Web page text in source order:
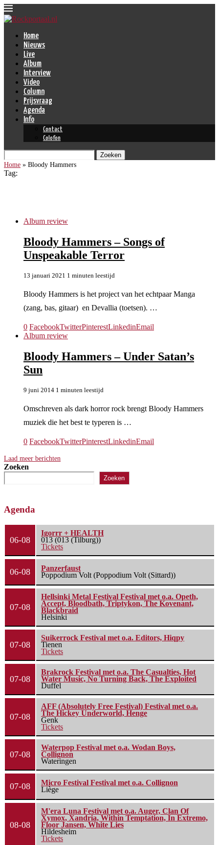
Home
Nieuws
Live
Album
Interview
Video
Column
Prijsvraag
Agenda
Info
Contact
Colofon
Zoeken
Home » Bloody Hammers
Tag:
Album review
Bloody Hammers – Songs of
Unspeakable Terror
13 januari 2021 1 minuten leestijd
Bloody Hammers is het project van het echtpaar Manga
(zang, bas, gitaar) en Devallia (toetsen). …
0 FacebookTwitterPinterestLinkedinEmail
Album review
Bloody Hammers – Under Satan’s
Sun
9 juni 2014 1 minuten leestijd
Omschreven als dark horror rock brengt Bloody Hammers
muziek die het best te typeren is …
0 FacebookTwitterPinterestLinkedinEmail
Laad meer berichten
Zoeken
Zoeken
Agenda
06-08
Igorrr + HEALTH
013 (013 (Tilburg))
Tickets
06-08
Panzerfaust
Poppodium Volt (Poppodium Volt (Sittard))
07-08
Hellsinki Metal Festival Festival met o.a. Opeth,
Accept, Bloodbath, Triptykon, The Kovenant,
Blackbraid
Helsinki
07-08
Suikerrock Festival met o.a. Editors, Hiqpy
Tienen
Tickets
07-08
Brakrock Festival met o.a. The Casualties, Hot
Water Music, No Turning Back, The Exploited
Duffel
07-08
AFF (Absolutely Free Festival) Festival met o.a.
The Hickey Underworld, Henge
Genk
Tickets
07-08
Waterpop Festival met o.a. Wodan Boys,
Collignon
Wateringen
07-08
Micro Festival Festival met o.a. Collignon
Liège
08-08
M'era Luna Festival met o.a. Auger, Clan Of
Xymox, Xandria, Within Temptation, In Extremo,
Floor Jansen, White Lies
Hildesheim
Tickets